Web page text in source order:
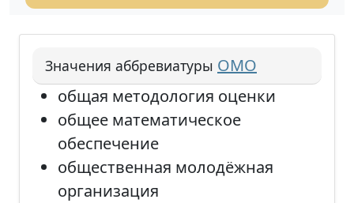
Значения аббревиатуры ОМО
общая методология оценки
общее математическое
обеспечение
общественная молодёжная
организация